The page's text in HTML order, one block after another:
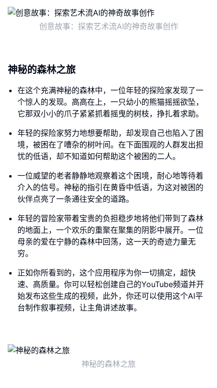
创意故事：探索艺术流AI的神奇故事创作
神秘的森林之旅
在这个充满神秘的森林中，一位年轻的探险家发现了一
个惊人的发现。高高在上，一只幼小的熊猫摇摇欲坠，
它那双小小的爪子紧紧抓着摇曳的树枝，挣扎着求助。
年轻的探险家努力地想要帮助，却发现自己也陷入了困
境，被困在了嘈杂的树叶间。在下面围观的人群发出担
忧的低语，却不知道如何帮助这个被困的二人。
一位威望的老者静静地观察着这个困境，耐心地等待着
介入的信号。神秘的指引在黄昏中低语，为这对被困的
伙伴点亮了一条通往安全的道路。
年轻的冒险家带着宝贵的负担稳步地将他们带到了森林
的地面上，一个欢乐的重聚在聚集的阴影中展开。一位
母亲的爱在宁静的森林中回荡，这一天的奇迹力量无
穷。
正如你所看到的，这个应用程序为你一切搞定，超快
速、高质量。你可以轻松创建自己的YouTube频道并开
始发布这些生成的视频，此外，你还可以使用这个AI平
台制作叙事视频，让主角讲述故事。
神秘的森林之旅